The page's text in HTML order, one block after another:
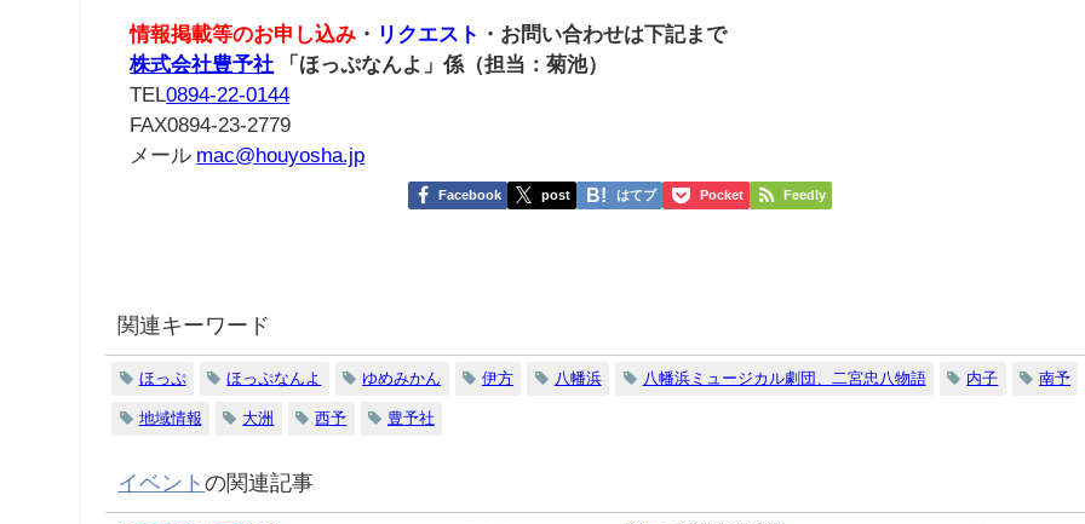
情報掲載等のお申し込み ・ リクエスト ・お問い合わせは下記まで
株式会社豊予社 「ほっぷなんよ」係（担当：菊池）
TEL0894-22-0144
FAX0894-23-2779
メール mac@houyosha.jp
Facebook post はてブ Pocket Feedly
関連キーワード
ほっぷ ほっぷなんよ ゆめみかん 伊方 八幡浜 八幡浜ミュージカル劇団、二宮忠八物語 内子 南予
地域情報 大洲 西予 豊予社
イベントの関連記事